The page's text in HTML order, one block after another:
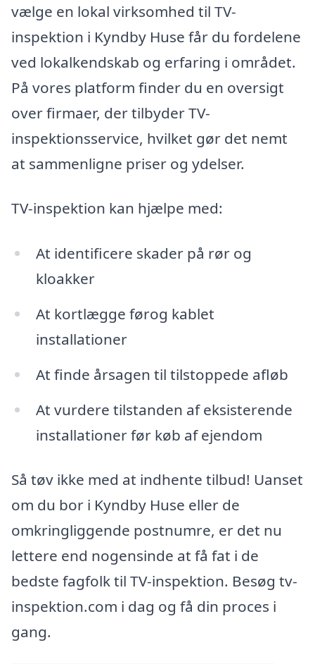
vælge en lokal virksomhed til TV-
inspektion i Kyndby Huse får du fordelene
ved lokalkendskab og erfaring i området.
På vores platform finder du en oversigt
over firmaer, der tilbyder TV-
inspektionsservice, hvilket gør det nemt
at sammenligne priser og ydelser.
TV-inspektion kan hjælpe med:
At identificere skader på rør og
kloakker
At kortlægge førog kablet
installationer
At finde årsagen til tilstoppede afløb
At vurdere tilstanden af eksisterende
installationer før køb af ejendom
Så tøv ikke med at indhente tilbud! Uanset
om du bor i Kyndby Huse eller de
omkringliggende postnumre, er det nu
lettere end nogensinde at få fat i de
bedste fagfolk til TV-inspektion. Besøg tv-
inspektion.com i dag og få din proces i
gang.